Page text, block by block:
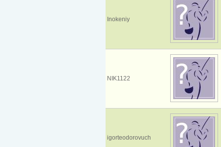
Inokeniy
NIK1122
igorteodorovuch